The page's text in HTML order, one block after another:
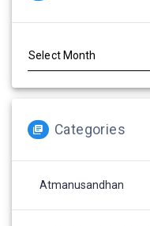
Categories
Atmanusandhan